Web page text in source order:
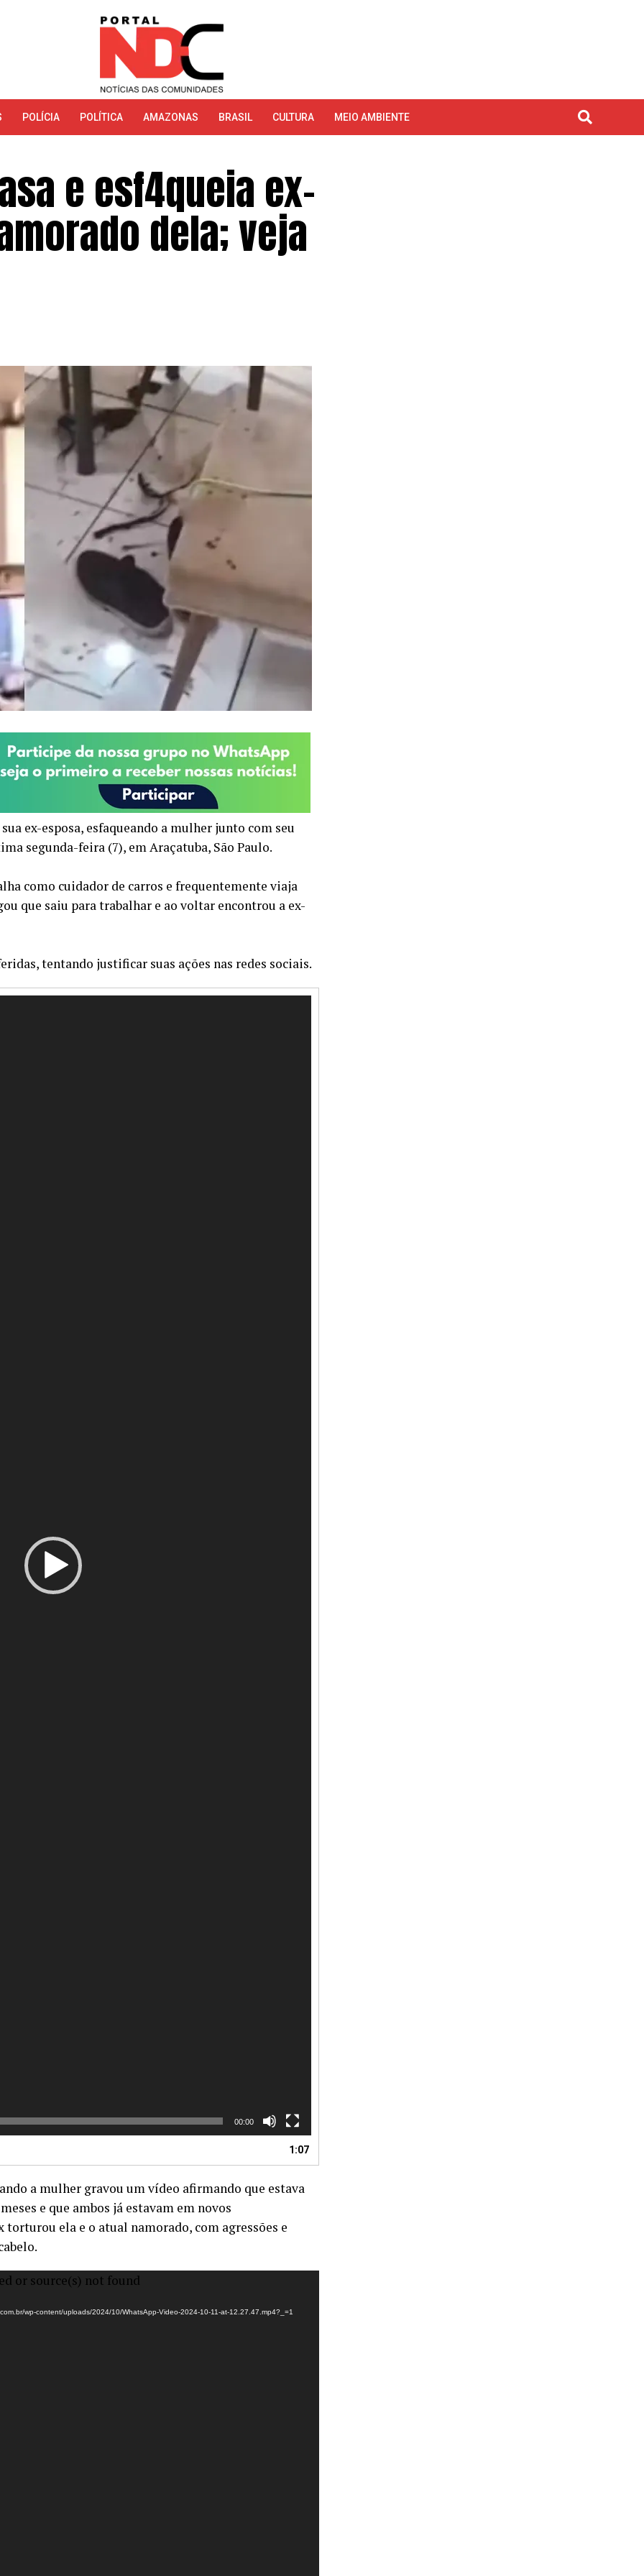
POLÍCIA POLÍTICA AMAZONAS BRASIL CULTURA MEIO AMBIENTE
e esf4queia ex-
dela; veja
ex-esposa, esfaqueando a mulher junto com seu
segunda-feira (7), em Araçatuba, São Paulo.
como cuidador de carros e frequentemente viaja
que saiu para trabalhar e ao voltar encontrou a ex-
tentando justificar suas ações nas redes sociais.
00:00
1:07
a mulher gravou um vídeo afirmando que estava
e que ambos já estavam em novos
ela e o atual namorado, com agressões e
or source(s) not found
wp-content/uploads/2024/10/WhatsApp-Video-2024-10-11-at-12.27.47.mp4?_=1